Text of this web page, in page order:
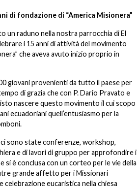
di fondazione di “America Misionera”
un raduno nella nostra parrocchia di El
i 15 anni di attività del movimento
che aveva avuto inizio proprio in
giovani provenienti da tutto il paese per
di grazia che con P. Dario Pravato e
nascere questo movimento il cui scopo
ecuadoriani quell’entusiasmo per la
sono state conferenze, workshop,
e di lavori di gruppo per approfondire i
si è conclusa con un corteo per le vie della
grande affetto per i Missionari
celebrazione eucaristica nella chiesa